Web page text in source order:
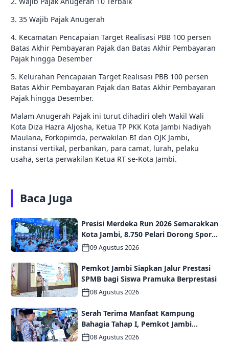
3. 35 Wajib Pajak Anugerah
4. Kecamatan Pencapaian Target Realisasi PBB 100 persen
Batas Akhir Pembayaran Pajak dan Batas Akhir Pembayaran
Pajak hingga Desember
5. Kelurahan Pencapaian Target Realisasi PBB 100 persen
Batas Akhir Pembayaran Pajak dan Batas Akhir Pembayaran
Pajak hingga Desember.
Malam Anugerah Pajak ini turut dihadiri oleh Wakil Wali
Kota Diza Hazra Aljosha, Ketua TP PKK Kota Jambi Nadiyah
Maulana, Forkopimda, perwakilan BI dan OJK Jambi,
instansi vertikal, perbankan, para camat, lurah, pelaku
usaha, serta perwakilan Ketua RT se-Kota Jambi.
Baca Juga
Presisi Merdeka Run 2026 Semarakkan
Kota Jambi, 8.750 Pelari Dorong Sport
Tourism dan Ekonomi Daerah
09 Agustus 2026
Pemkot Jambi Siapkan Jalur Prestasi
SPMB bagi Siswa Pramuka Berprestasi
08 Agustus 2026
Serah Terima Manfaat Kampung
Bahagia Tahap I, Pemkot Jambi
Targetkan Potensi Pengembangan
08 Agustus 2026